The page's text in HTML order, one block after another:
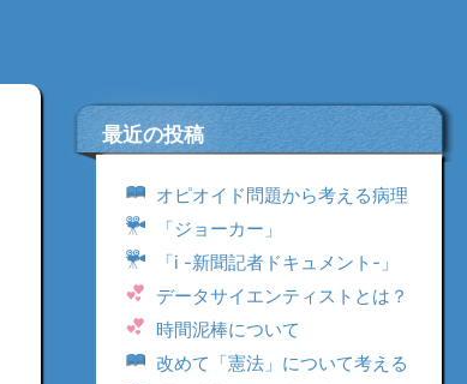
最近の投稿
オピオイド問題から考える病理
「ジョーカー」
「i -新聞記者ドキュメント-」
データサイエンティストとは？
時間泥棒について
改めて「憲法」について考える